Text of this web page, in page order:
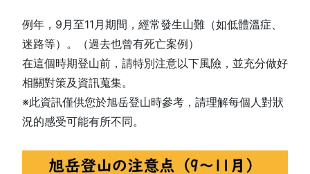
例年，9月至11月期間，經常發生山難（如低體溫症、
迷路等）。（過去也曾有死亡案例）
在這個時期登山前，請特別注意以下風險，並充分做好
相關對策及資訊蒐集。
※此資訊僅供您於旭岳登山時參考，請理解每個人對狀
況的感受可能有所不同。